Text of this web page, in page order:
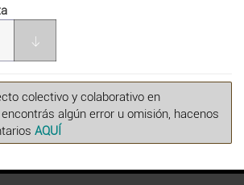
colectivo y colaborativo en
algún error u omisión, hacenos
AQUÍ